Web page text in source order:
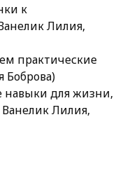
к
Лилия,
практические
навыки для жизни,
Лилия,